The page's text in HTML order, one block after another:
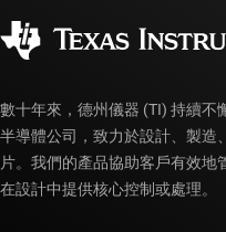
myTI 帳戶常見問題解答
數十年來，德州儀器 (TI) 持續不
半導體公司，致力於設計、製造
片。我們的產品協助客戶有效
在設計中提供核心控制或處理。